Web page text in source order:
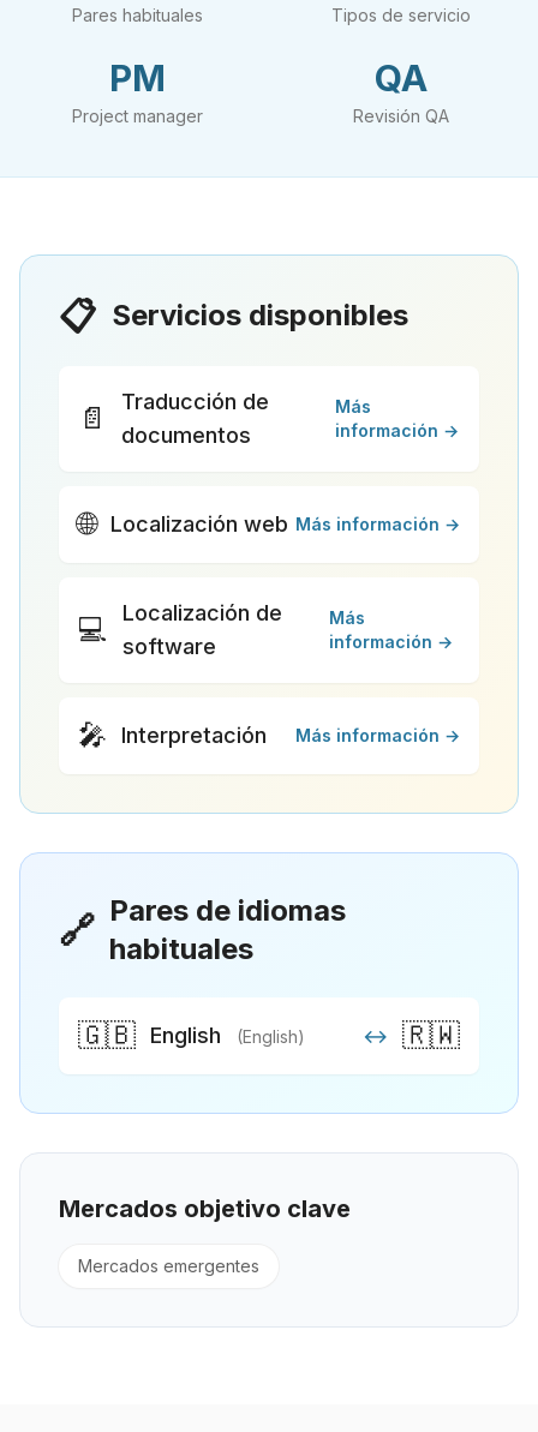
Pares habituales Tipos de servicio
PM
Project manager
QA
Revisión QA
📋 Servicios disponibles
📄
Traducción de
documentos
Más
información →
🌐 Localización web Más información →
💻
Localización de
software
Más
información →
🎤 Interpretación Más información →
🔗 Pares de idiomas
habituales
🇬🇧 English (English) ↔ 🇷🇼
Mercados objetivo clave
Mercados emergentes